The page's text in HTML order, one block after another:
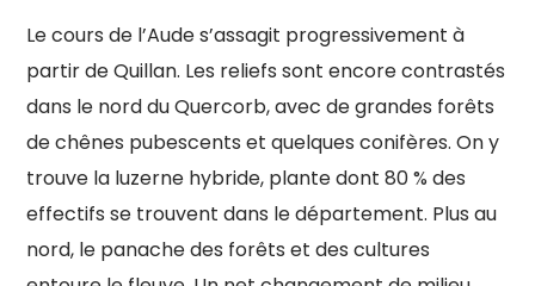
Le cours de l’Aude s’assagit progressivement à
partir de Quillan. Les reliefs sont encore contrastés
dans le nord du Quercorb, avec de grandes forêts
de chênes pubescents et quelques conifères. On y
trouve la luzerne hybride, plante dont 80 % des
effectifs se trouvent dans le département. Plus au
nord, le panache des forêts et des cultures